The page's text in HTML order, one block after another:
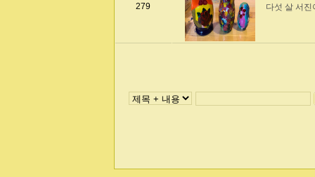
279 다섯 살 서